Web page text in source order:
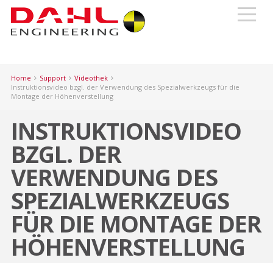
Home Support
Videothek
Instruktionsvideo bzgl. der Verwendung des Spezialwerkzeugs für die
Montage der Höhenverstellung
INSTRUKTIONSVIDEO
BZGL. DER
VERWENDUNG DES
SPEZIALWERKZEUGS
FÜR DIE MONTAGE DER
HÖHENVERSTELLUNG